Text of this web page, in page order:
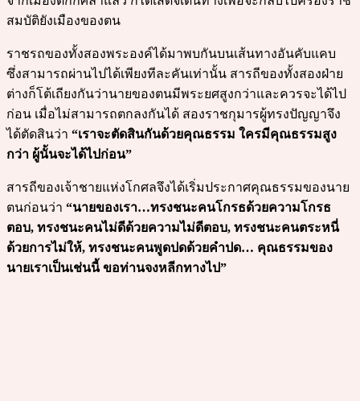
สมบัติยังเมืองของตน
ราชรถของทั้งสองพระองค์ได้มาพบกันบนเส้นทางอันคับแคบ
ซึ่งสามารถผ่านไปได้เพียงทีละคันเท่านั้น สารถีของทั้งสองฝ่าย
ต่างก็โต้เถียงกันว่านายของตนมีพระยศสูงกว่าและควรจะได้ไป
ก่อน เมื่อไม่สามารถตกลงกันได้ สองราชกุมารผู้ทรงปัญญาจึง
ได้ตัดสินว่า “เราจะตัดสินกันด้วยคุณธรรม ใครมีคุณธรรมสูง
กว่า ผู้นั้นจะได้ไปก่อน”
สารถีของเจ้าชายแห่งโกศลจึงได้เริ่มประกาศคุณธรรมของนาย
ตนก่อนว่า “นายของเรา…ทรงชนะคนโกรธด้วยความโกรธ
ตอบ, ทรงชนะคนไม่ดีด้วยความไม่ดีตอบ, ทรงชนะคนตระหนี่
ด้วยการไม่ให้, ทรงชนะคนพูดปดด้วยคำปด… คุณธรรมของ
นายเราเป็นเช่นนี้ ขอท่านจงหลีกทางไป”